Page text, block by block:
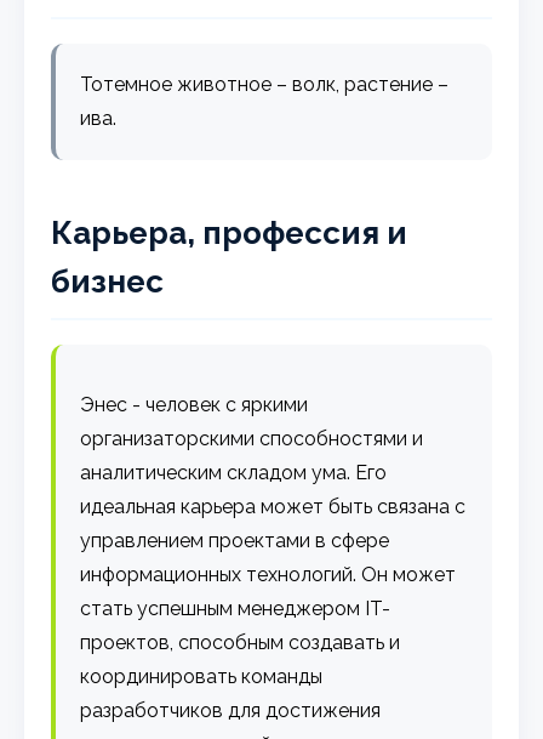
Тотемное животное – волк, растение –
ива.
Карьера, профессия и
бизнес
Энес - человек с яркими
организаторскими способностями и
аналитическим складом ума. Его
идеальная карьера может быть связана с
управлением проектами в сфере
информационных технологий. Он может
стать успешным менеджером IT-
проектов, способным создавать и
координировать команды
разработчиков для достижения